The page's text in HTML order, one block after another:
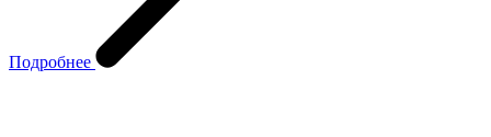
Подробнее